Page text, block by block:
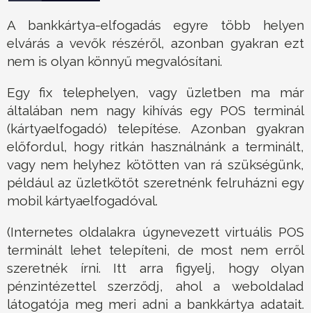
A bankkártya-elfogadás egyre több helyen
elvárás a vevők részéről, azonban gyakran ezt
nem is olyan könnyű megvalósítani.
Egy fix telephelyen, vagy üzletben ma már
általában nem nagy kihívás egy POS terminál
(kártyaelfogadó) telepítése. Azonban gyakran
előfordul, hogy ritkán használnánk a terminált,
vagy nem helyhez kötötten van rá szükségünk,
például az üzletkötőt szeretnénk felruházni egy
mobil kártyaelfogadóval.
(Internetes oldalakra úgynevezett virtuális POS
terminált lehet telepíteni, de most nem erről
szeretnék írni. Itt arra figyelj, hogy olyan
pénzintézettel szerződj, ahol a weboldalad
látogatója meg meri adni a bankkártya adatait.